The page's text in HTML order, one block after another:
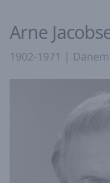
Arne
1902-1971 |